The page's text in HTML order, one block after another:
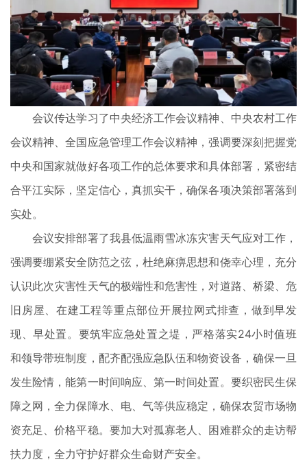
会议传达学习了中央经济工作会议精神、中央农村工作
会议精神、全国应急管理工作会议精神，强调要深刻把握党
中央和国家就做好各项工作的总体要求和具体部署，紧密结
合平江实际，坚定信心，真抓实干，确保各项决策部署落到
实处。
会议安排部署了我县低温雨雪冰冻灾害天气应对工作，
强调要绷紧安全防范之弦，杜绝麻痹思想和侥幸心理，充分
认识此次灾害性天气的极端性和危害性，对道路、桥梁、危
旧房屋、在建工程等重点部位开展拉网式排查，做到早发
现、早处置。要筑牢应急处置之堤，严格落实24小时值班
和领导带班制度，配齐配强应急队伍和物资设备，确保一旦
发生险情，能第一时间响应、第一时间处置。要织密民生保
障之网，全力保障水、电、气等供应稳定，确保农贸市场物
资充足、价格平稳。要加大对孤寡老人、困难群众的走访帮
扶力度，全力守护好群众生命财产安全。